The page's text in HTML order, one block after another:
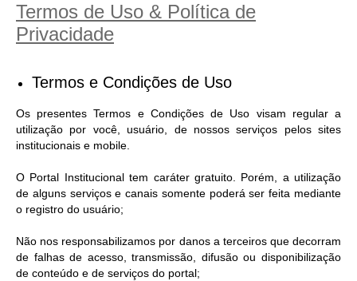
EDITAIS/LICITAÇÕES
OUVIDORIA
NOTÍCIAS
CONTATO
Próxima Sessão
Holerite
Termos de Uso & Política de
Privacidade
Termos e Condições de Uso
Os presentes Termos e Condições de Uso visam regular a
utilização por você, usuário, de nossos serviços pelos sites
institucionais e mobile.
O Portal Institucional tem caráter gratuito. Porém, a utilização
de alguns serviços e canais somente poderá ser feita mediante
o registro do usuário;
Não nos responsabilizamos por danos a terceiros que decorram
de falhas de acesso, transmissão, difusão ou disponibilização
de conteúdo e de serviços do portal;